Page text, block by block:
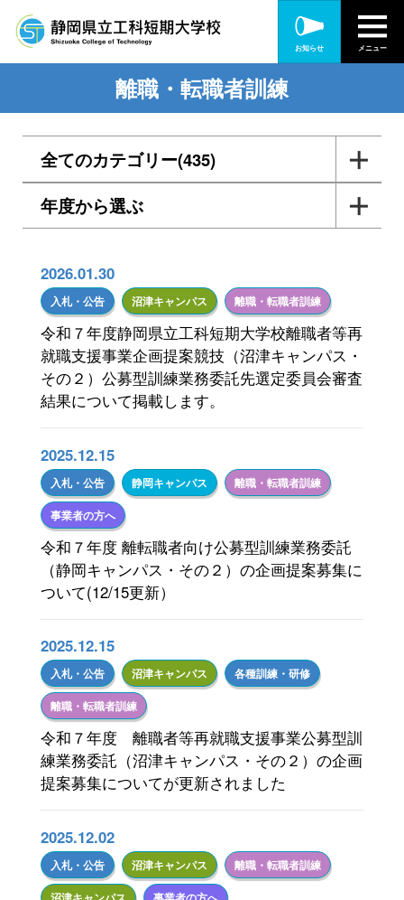
お知らせ メニュー
離職・転職者訓練
全てのカテゴリー(435)
入札・公告(56)
在職者訓練(90)
離職・転職者訓練(51)
障がい者訓練(20)
静岡キャンパス(313)
沼津キャンパス(156)
受験生の方へ(67)
オープンキャンパス(20)
キャンパスニュース(29)
社会人の方へ(209)
事業者の方へ(308)
在学生の方へ(8)
修了生の方へ(2)
年度から選ぶ
2025年度(51)
2024年度(66)
2023年度(72)
2022年度(110)
2021年度(101)
2026.01.30
入札・公告 沼津キャンパス 離職・転職者訓練
令和７年度静岡県立工科短期大学校離職者等再
就職支援事業企画提案競技（沼津キャンパス・
その２）公募型訓練業務委託先選定委員会審査
結果について掲載します。
2025.12.15
入札・公告 静岡キャンパス
離職・転職者訓練
事業者の方へ
令和７年度 離転職者向け公募型訓練業務委託
（静岡キャンパス・その２）の企画提案募集に
ついて(12/15更新）
2025.12.15
入札・公告 沼津キャンパス
各種訓練・研修
離職・転職者訓練
令和７年度 離職者等再就職支援事業公募型訓
練業務委託（沼津キャンパス・その２）の企画
提案募集についてが更新されました
2025.12.02
入札・公告 沼津キャンパス
離職・転職者訓練